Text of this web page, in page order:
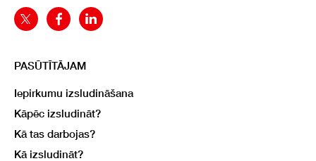
PASŪTĪTĀJAM
Iepirkumu izsludināšana
Kāpēc izsludināt?
Kā tas darbojas?
Kā izsludināt?